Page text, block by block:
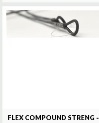
FLEX COMPOUND STRENG -